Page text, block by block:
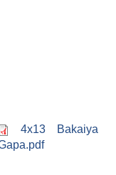
4x13 Bakaiya